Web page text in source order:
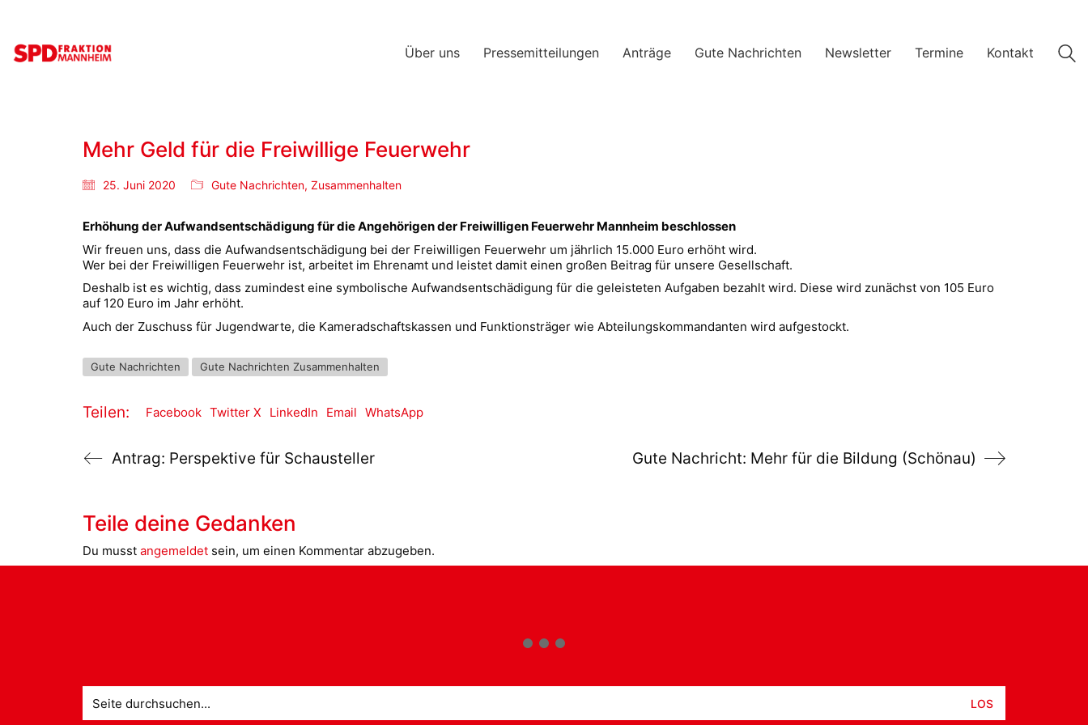
Über uns Pressemitteilungen Anträge Gute Nachrichten Newsletter Termine Kontakt
Mehr Geld für die Freiwillige Feuerwehr
25. Juni 2020 Gute Nachrichten, Zusammenhalten
Erhöhung der Aufwandsentschädigung für die Angehörigen der Freiwilligen Feuerwehr Mannheim beschlossen
Wir freuen uns, dass die Aufwandsentschädigung bei der Freiwilligen Feuerwehr um jährlich 15.000 Euro erhöht wird.
Wer bei der Freiwilligen Feuerwehr ist, arbeitet im Ehrenamt und leistet damit einen großen Beitrag für unsere Gesellschaft.
Deshalb ist es wichtig, dass zumindest eine symbolische Aufwandsentschädigung für die geleisteten Aufgaben bezahlt wird. Diese wird zunächst von 105 Euro
auf 120 Euro im Jahr erhöht.
Auch der Zuschuss für Jugendwarte, die Kameradschaftskassen und Funktionsträger wie Abteilungskommandanten wird aufgestockt.
Gute Nachrichten Gute Nachrichten Zusammenhalten
Teilen: Facebook Twitter X LinkedIn Email WhatsApp
Antrag: Perspektive für Schausteller Gute Nachricht: Mehr für die Bildung (Schönau)
Teile deine Gedanken
Du musst angemeldet sein, um einen Kommentar abzugeben.
nach: